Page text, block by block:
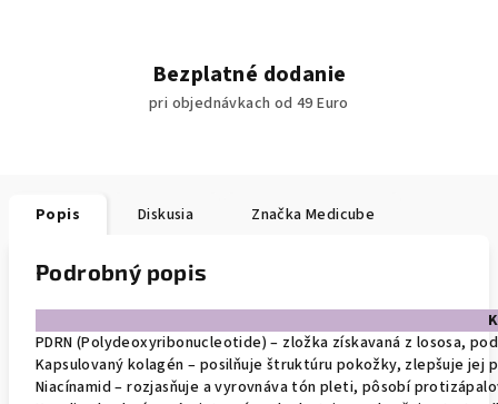
Bezplatné dodanie
pri objednávkach od 49 Euro
Popis Diskusia Značka Medicube
Podrobný popis
PDRN (Polydeoxyribonucleotide) – zložka získavaná z lososa,
Kapsulovaný kolagén – posilňuje štruktúru pokožky, zlepšuje jej
Niacínamid – rozjasňuje a vyrovnáva tón pleti, pôsobí